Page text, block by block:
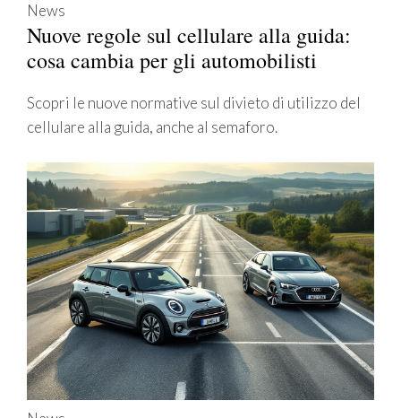
News
Nuove regole sul cellulare alla guida:
cosa cambia per gli automobilisti
Scopri le nuove normative sul divieto di utilizzo del
cellulare alla guida, anche al semaforo.